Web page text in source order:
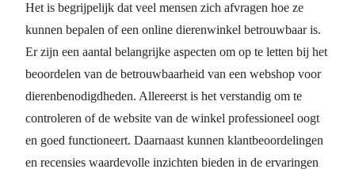
Het is begrijpelijk dat veel mensen zich afvragen hoe ze
kunnen bepalen of een online dierenwinkel betrouwbaar is.
Er zijn een aantal belangrijke aspecten om op te letten bij het
beoordelen van de betrouwbaarheid van een webshop voor
dierenbenodigdheden. Allereerst is het verstandig om te
controleren of de website van de winkel professioneel oogt
en goed functioneert. Daarnaast kunnen klantbeoordelingen
en recensies waardevolle inzichten bieden in de ervaringen